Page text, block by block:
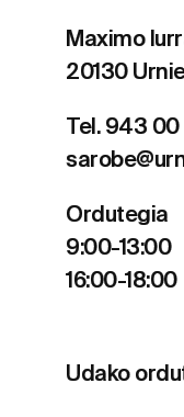
Maximo
20130
Tel. 943
Ordutegia
9:00-13:00
16:00-18:00
Udako